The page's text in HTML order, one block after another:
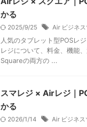
かる
2025/9/25 Air ビジネ
人気のタブレット型POSレ
レジについて、料金、機能
Squareの両方の ...
スマレジ × Airレジ｜
かる
2026/1/14 Air ビジネ